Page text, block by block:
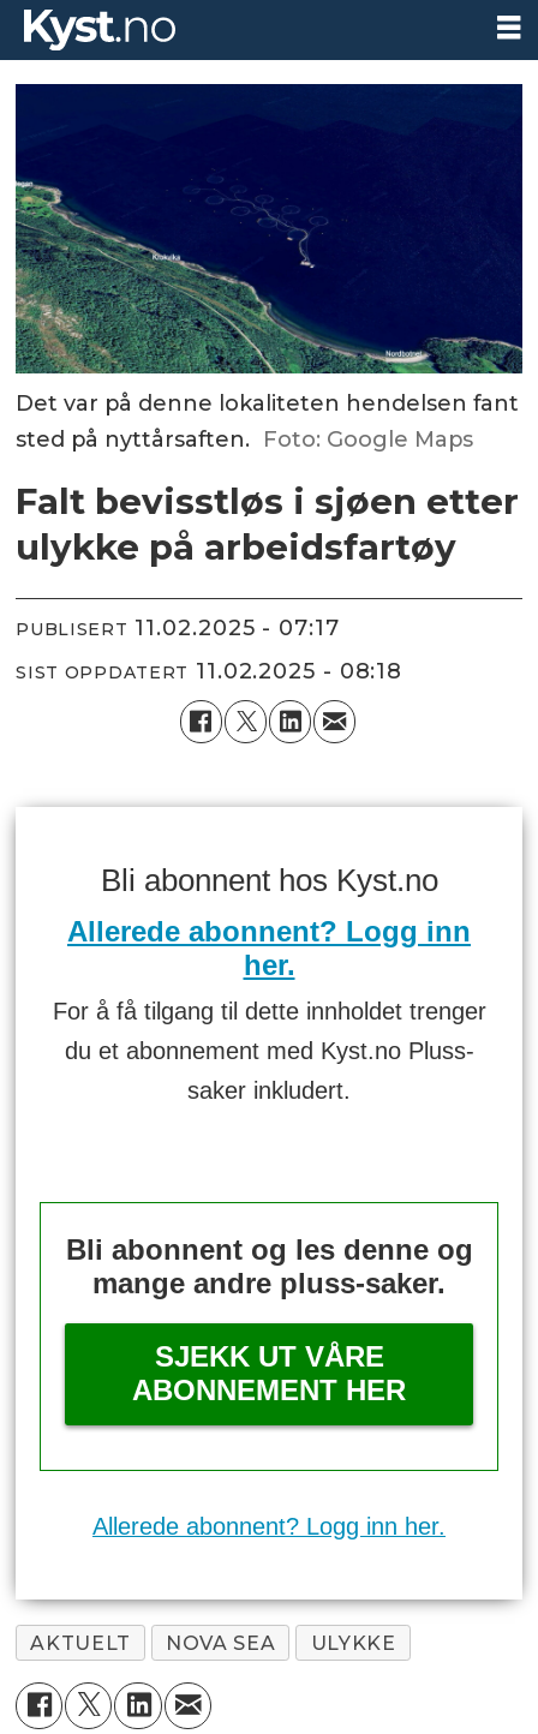
Det var på denne lokaliteten hendelsen fant
sted på nyttårsaften. Foto: Google Maps
Falt bevisstløs i sjøen etter
ulykke på arbeidsfartøy
PUBLISERT 11.02.2025 - 07:17
SIST OPPDATERT 11.02.2025 - 08:18
Bli abonnent hos Kyst.no
Allerede abonnent? Logg inn
her.
For å få tilgang til dette innholdet trenger
du et abonnement med Kyst.no Pluss-
saker inkludert.
Bli abonnent og les denne og
mange andre pluss-saker.
SJEKK UT VÅRE
ABONNEMENT HER
Allerede abonnent? Logg inn her.
AKTUELT NOVA SEA ULYKKE